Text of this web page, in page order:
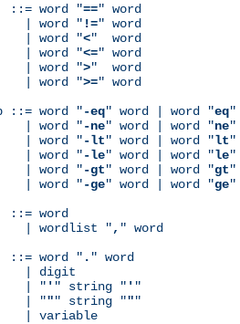
::= word "==" word
| word "
!=" word
| word "
<"  word
| word "
<=" word
| word "
>"  word
| word "
>=" word
::= word "-eq" word | word "eq"
| word "
-ne" word | word "ne"
| word "
-lt" word | word "lt"
| word "
-le" word | word "le"
| word "
-gt" word | word "gt"
| word "
-ge" word | word "ge"
word
| wordlist "
, " word
word " . " word
| digit
| "
' " string " ' "
| "
"" string """
| variable